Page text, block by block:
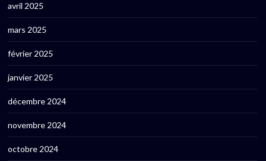
avril 2025
mars 2025
février 2025
janvier 2025
décembre 2024
novembre 2024
octobre 2024